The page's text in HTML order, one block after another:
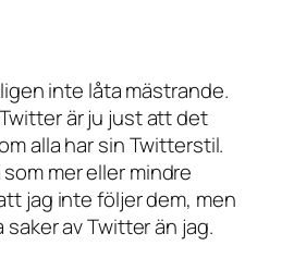
inte låta mästrande.
är ju just att det
alla har sin Twitterstil.
mer eller mindre
jag inte följer dem, men
av Twitter än jag.